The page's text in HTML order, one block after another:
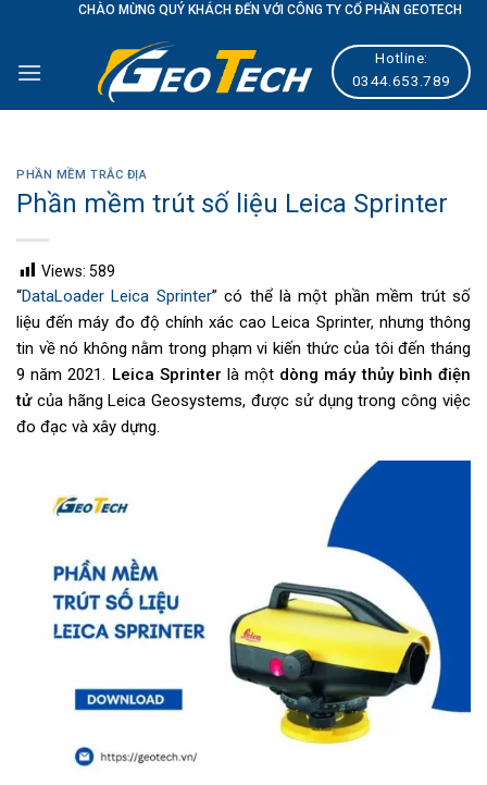
content
CHÀO MỪNG QUÝ KHÁCH ĐẾN VỚI CÔNG TY CỔ PHẦN GEOTECH GLOBAL
Hotline:
0344.653.789
PHẦN MỀM TRẮC ĐỊA
Phần mềm trút số liệu Leica Sprinter
Views: 589
“DataLoader Leica Sprinter” có thể là một phần mềm trút số
liệu đến máy đo độ chính xác cao Leica Sprinter, nhưng thông
tin về nó không nằm trong phạm vi kiến thức của tôi đến tháng
9 năm 2021. Leica Sprinter là một dòng máy thủy bình điện
tửcủa hãng Leica Geosystems, được sử dụng trong công việc
đo đạc và xây dựng.